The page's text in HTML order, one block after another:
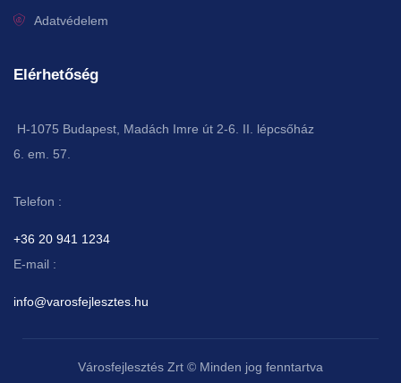
Adatvédelem
Elérhetőség
H-1075 Budapest, Madách Imre út 2-6. II. lépcsőház
6. em. 57.
Telefon :
+36 20 941 1234
E-mail :
info@varosfejlesztes.hu
Városfejlesztés Zrt © Minden jog fenntartva